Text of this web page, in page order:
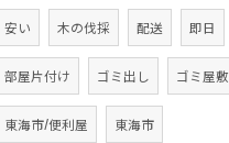
安い 木の伐採 配送 即日
部屋片付け ゴミ出し ゴミ屋敷
東海市/便利屋 東海市